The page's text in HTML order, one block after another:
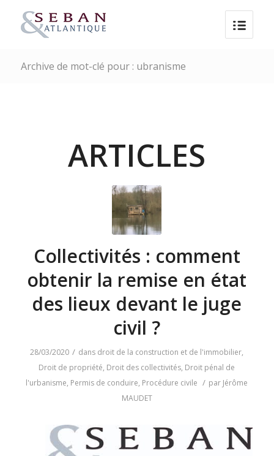
Archive de mot-clé pour : ubranisme
ARTICLES
Collectivités : comment
obtenir la remise en état
des lieux devant le juge
civil ?
28/03/2020 / dans droit de la construction et de l'immobilier,
Droit de propriété, Droit des collectivités, Droit pénal de
l'urbanisme, Permis de conduire, Procédure civile / par Jérôme
MAUDET